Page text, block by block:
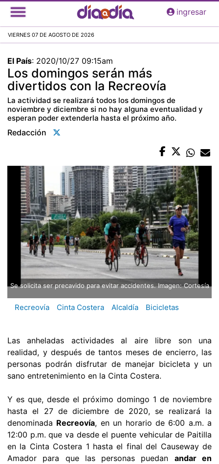
Pasar
al
principal
ingresar
VIERNES 07 DE AGOSTO DE 2026
El País: 2020/10/27 09:15am
Los domingos serán más
divertidos con la Recreovía
La actividad se realizará todos los domingos de
noviembre y diciembre si no hay alguna eventualidad y
esperan poder extenderla hasta el próximo año.
Redacción
Se solicita ser precavido para evitar accidentes. Imagen: Cortesía
Recreovía Cinta Costera Alcaldía Bicicletas
Las anheladas actividades al aire libre son una
realidad, y después de tantos meses de encierro, las
personas podrán disfrutar de manejar bicicleta y un
sano entretenimiento en la Cinta Costera.
Y es que, desde el próximo domingo 1 de noviembre
hasta el 27 de diciembre de 2020, se realizará la
denominada Recreovía, en un horario de 6:00 a.m. a
12:00 p.m. que va desde el puente vehicular de Paitilla
en la Cinta Costera 1 hasta el final del Causeway de
Amador para que las personas puedan andar en